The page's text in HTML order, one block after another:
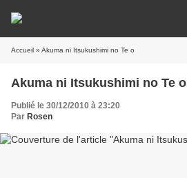
Accueil » Akuma ni Itsukushimi no Te o
Akuma ni Itsukushimi no Te o
Publié le 30/12/2010 à 23:20
Par Rosen